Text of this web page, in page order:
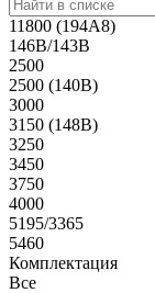
11800 (194A8)
146B/143B
2500
2500 (140B)
3000
3150 (148B)
3250
3450
3750
4000
5195/3365
5460
Комплектация
Все